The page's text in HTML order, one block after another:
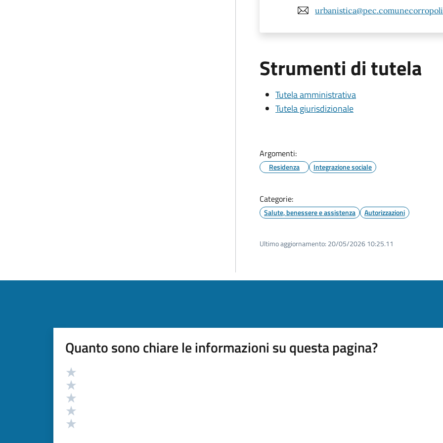
Strumenti di tutela
Tutela amministrativa
Tutela giurisdizionale
Argomenti:
Residenza Integrazione sociale
Categorie:
Salute, benessere e assistenza Autorizzazioni
Ultimo aggiornamento: 20/05/2026 10:25.11
Quanto sono chiare le informazioni su questa pagina?
Valutazione